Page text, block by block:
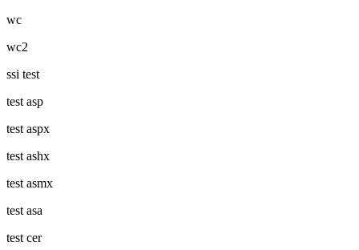
wc
wc2
ssi test
test asp
test aspx
test ashx
test asmx
test asa
test cer